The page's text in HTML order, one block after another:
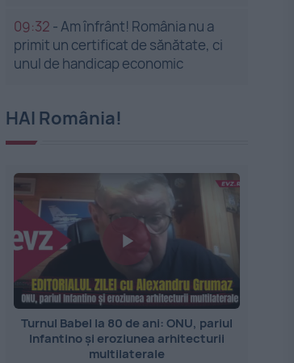
09:32 -Am înfrânt! România nu a
primit un certificat de sănătate, ci
unul de handicap economic
HAI România!
Turnul Babel la 80 de ani: ONU, pariul
Infantino și eroziunea arhitecturii
multilaterale